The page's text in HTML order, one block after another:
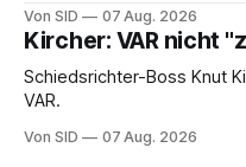
Von SID 07 Aug. 2026
Kircher: VAR nicht
Schiedsrichter-Boss Knut
VAR.
Von SID 07 Aug. 2026